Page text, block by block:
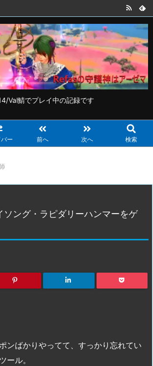
Val鯖でプレイ中の記録です
ー 前へ 次へ 検索
ソング・ラピダリーハンマーをゲ
ンばかりやってて、すっかり忘れてい
ール。